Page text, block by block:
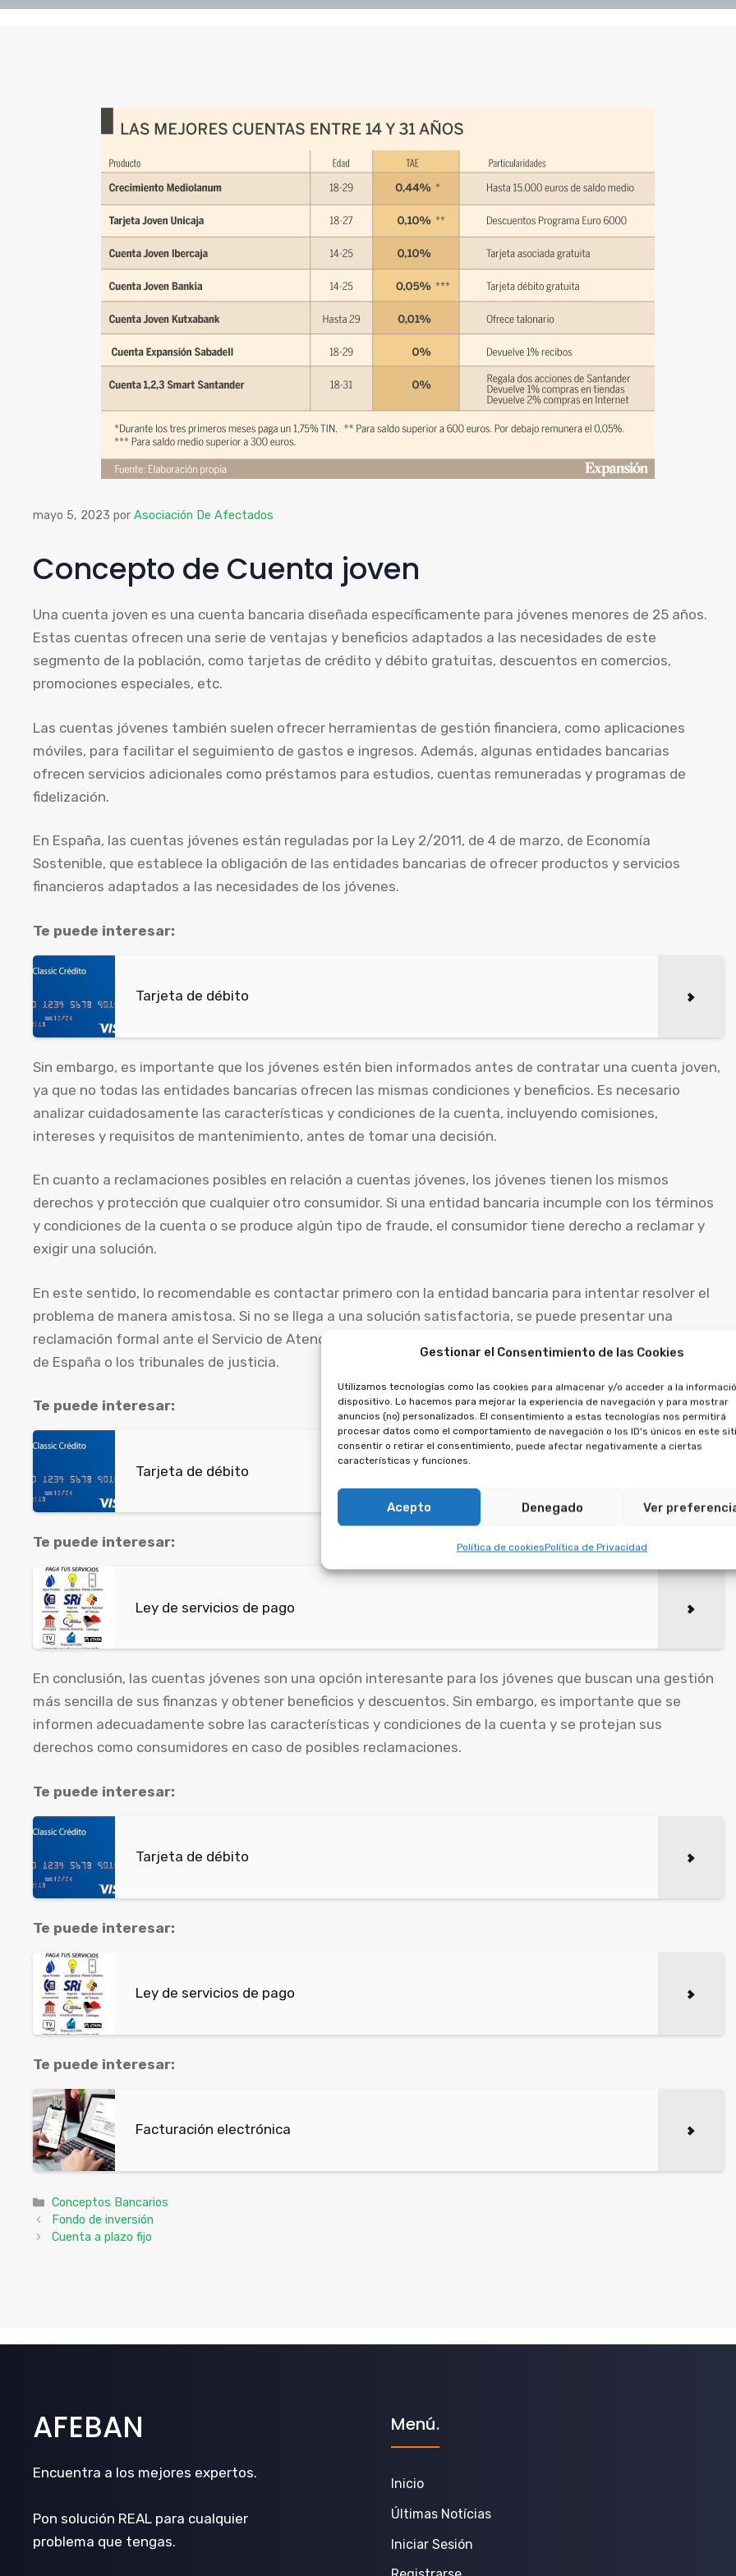
Gestionar el Consentimiento de las Cookies
Utilizamos tecnologías como las cookies para almacenar y/o acceder a la
dispositivo. Lo hacemos para mejorar la experiencia de navegación y para mostrar
anuncios (no) personalizados. El consentimiento a estas tecnologías nos permitirá
procesar datos como el comportamiento de navegación o los ID's únicos en este
consentir o retirar el consentimiento, puede afectar negativamente a ciertas
características y funciones.
Acepto Denegado Ver
Política de cookiesPolítica de Privacidad
mayo 5, 2023 por Asociación De Afectados
Concepto de Cuenta joven
Una cuenta joven es una cuenta bancaria diseñada específicamente para jóvenes menores de 25 años.
Estas cuentas ofrecen una serie de ventajas y beneficios adaptados a las necesidades de este
segmento de la población, como tarjetas de crédito y débito gratuitas, descuentos en comercios,
promociones especiales, etc.
Las cuentas jóvenes también suelen ofrecer herramientas de gestión financiera, como aplicaciones
móviles, para facilitar el seguimiento de gastos e ingresos. Además, algunas entidades bancarias
ofrecen servicios adicionales como préstamos para estudios, cuentas remuneradas y programas de
fidelización.
En España, las cuentas jóvenes están reguladas por la Ley 2/2011, de 4 de marzo, de Economía
Sostenible, que establece la obligación de las entidades bancarias de ofrecer productos y servicios
financieros adaptados a las necesidades de los jóvenes.
Te puede interesar:
Tarjeta de débito
Sin embargo, es importante que los jóvenes estén bien informados antes de contratar una cuenta joven,
ya que no todas las entidades bancarias ofrecen las mismas condiciones y beneficios. Es necesario
analizar cuidadosamente las características y condiciones de la cuenta, incluyendo comisiones,
intereses y requisitos de mantenimiento, antes de tomar una decisión.
En cuanto a reclamaciones posibles en relación a cuentas jóvenes, los jóvenes tienen los mismos
derechos y protección que cualquier otro consumidor. Si una entidad bancaria incumple con los términos
y condiciones de la cuenta o se produce algún tipo de fraude, el consumidor tiene derecho a reclamar y
exigir una solución.
En este sentido, lo recomendable es contactar primero con la entidad bancaria para intentar resolver el
problema de manera amistosa. Si no se llega a una solución satisfactoria, se puede presentar una
reclamación formal ante el Servicio de Atención al Cliente del banco o, en última instancia, ante el Banco
de España o los tribunales de justicia.
Te puede interesar:
Tarjeta de débito
Te puede interesar:
Ley de servicios de pago
En conclusión, las cuentas jóvenes son una opción interesante para los jóvenes que buscan una gestión
más sencilla de sus finanzas y obtener beneficios y descuentos. Sin embargo, es importante que se
informen adecuadamente sobre las características y condiciones de la cuenta y se protejan sus
derechos como consumidores en caso de posibles reclamaciones.
Te puede interesar:
Tarjeta de débito
Te puede interesar:
Ley de servicios de pago
Te puede interesar:
Facturación electrónica
Categorías
Conceptos Bancarios
Fondo de inversión
Cuenta a plazo fijo
AFEBAN
Encuentra a los mejores expertos.
Pon solución REAL para cualquier
problema que tengas.
Menú.
Inicio
Últimas Notícias
Iniciar Sesión